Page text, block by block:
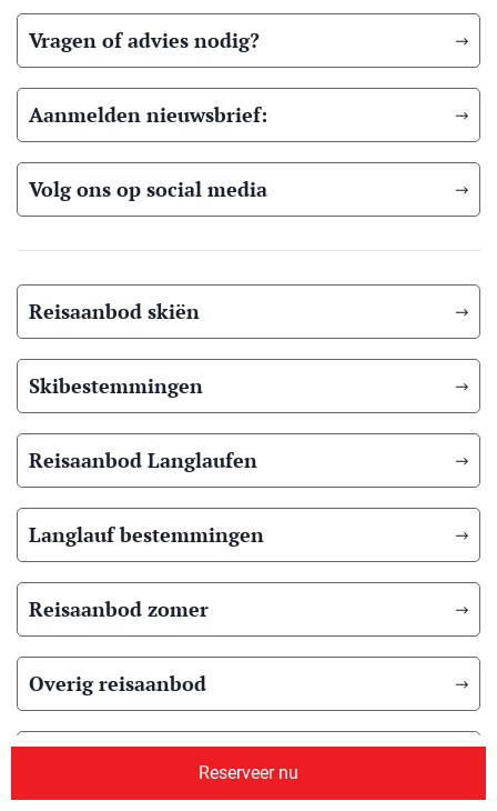
Reserveer nu
Vragen of advies nodig?
Aanmelden nieuwsbrief:
Volg ons op social media
Reisaanbod skiën
Skibestemmingen
Reisaanbod Langlaufen
Langlauf bestemmingen
Reisaanbod zomer
Overig reisaanbod